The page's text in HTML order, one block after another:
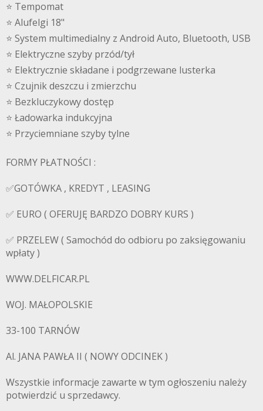
⭐️ Tempomat
⭐️ Alufelgi 18"
⭐️ System multimedialny z Android Auto, Bluetooth, USB
⭐️ Elektryczne szyby przód/tył
⭐️ Elektrycznie składane i podgrzewane lusterka
⭐️ Czujnik deszczu i zmierzchu
⭐️ Bezkluczykowy dostęp
⭐️ Ładowarka indukcyjna
⭐️ Przyciemniane szyby tylne
FORMY PŁATNOŚCI :
✅GOTÓWKA , KREDYT , LEASING
✅ EURO ( OFERUJĘ BARDZO DOBRY KURS )
✅ PRZELEW ( Samochód do odbioru po zaksięgowaniu
wpłaty )
WWW.DELFICAR.PL
WOJ. MAŁOPOLSKIE
33-100 TARNÓW
Al. JANA PAWŁA II ( NOWY ODCINEK )
Wszystkie informacje zawarte w tym ogłoszeniu należy
potwierdzić u sprzedawcy.